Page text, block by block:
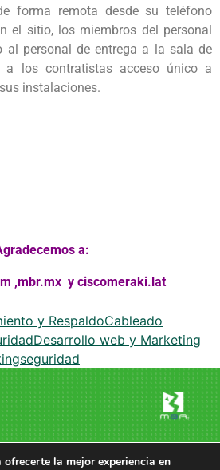
forma remota desde su teléfono
el sitio, los miembros del personal
al personal de entrega a la sala de
a los contratistas acceso único a
instalaciones.
a:
,mbr.mx y ciscomeraki.lat
y RespaldoCableado
Desarrollo web y Marketing
seguridad
la mejor experiencia en